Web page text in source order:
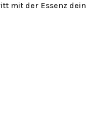
mit der Essenz